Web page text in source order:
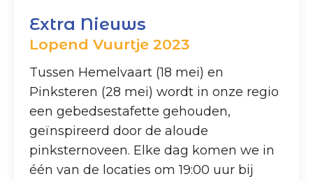
Extra Nieuws
Lopend Vuurtje 2023
Tussen Hemelvaart (18 mei) en
Pinksteren (28 mei) wordt in onze regio
een gebedsestafette gehouden,
geïnspireerd door de aloude
pinksternoveen. Elke dag komen we in
één van de locaties om 19:00 uur bij